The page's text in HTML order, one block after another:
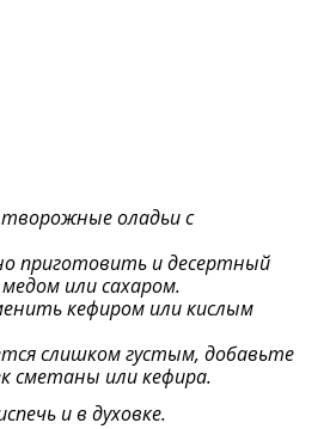
оладьи с
приготовить и десертный
или сахаром.
кефиром или кислым
слишком густым, добавьте
сметаны или кефира.
и в духовке.